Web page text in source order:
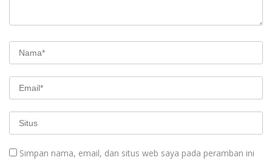
Simpan nama, email, dan situs web saya pada peramban ini